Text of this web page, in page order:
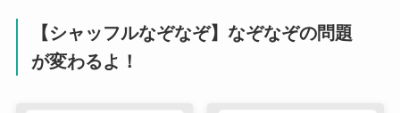
【シャッフルなぞなぞ】なぞなぞの問題
が変わるよ！